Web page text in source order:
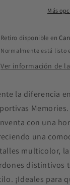
agua
Más
Retiro disponible en
Normalmente está listo
Ver información de
la diferencia
con una
una
multicolor,
distintivos
¡Ideales para